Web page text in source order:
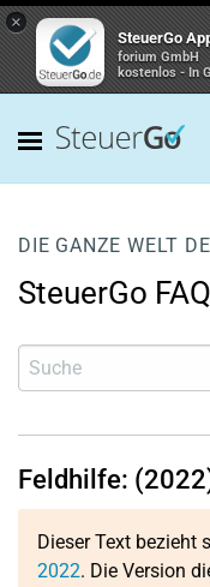
×
SteuerGo
forium GmbH
kostenlos - In
DIE GANZE WELT
SteuerGo
Feldhilfe:
Dieser Text bezieht
2022. Die Version